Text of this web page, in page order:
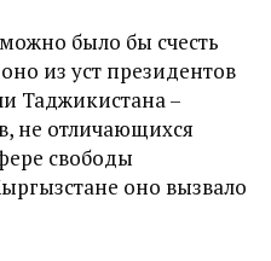
было бы счесть
из уст президентов
Таджикистана –
не отличающихся
свободы
оно вызвало